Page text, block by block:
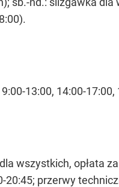
13:00, 14:00-17:00,
wszystkich, opłata
przerwy